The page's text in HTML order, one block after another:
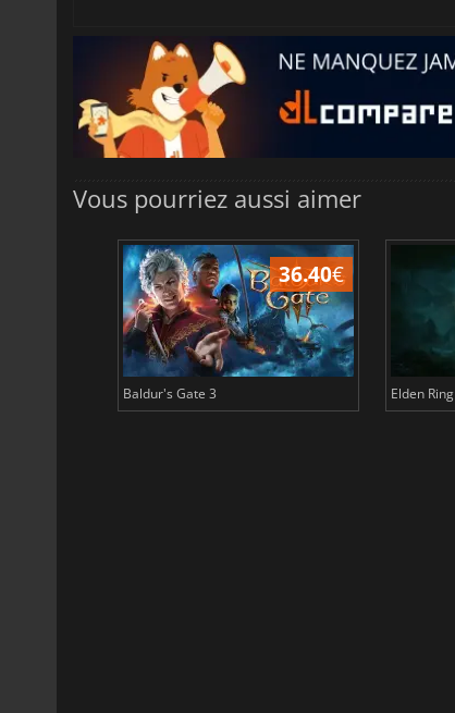
Vous pourriez aussi aimer
36.40€
Baldur's Gate 3 Elden Ring